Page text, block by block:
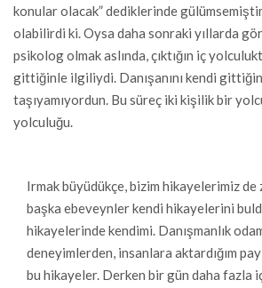
konular olacak” dediklerinde
olabilirdi ki. Oysa daha sonraki yıllarda
psikolog olmak aslında, çıktığın iç
gittiğinle ilgiliydi. Danışanını kendi
taşıyamıyordun. Bu süreç iki kişilik bir
yolculuğu.
Irmak büyüdükçe, bizim hikayelerimiz
başka ebeveynler kendi hikayelerini
hikayelerinde kendimi. Danışmanlık
deneyimlerden, insanlara aktardığım
bu hikayeler. Derken bir gün daha fazla